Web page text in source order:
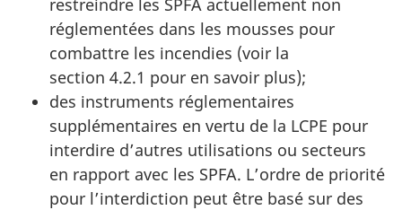
réglementées dans les mousses pour
combattre les incendies (voir la
section 4.2.1 pour en savoir plus);
des instruments réglementaires
supplémentaires en vertu de la LCPE pour
interdire d’autres utilisations ou secteurs
en rapport avec les SPFA. L’ordre de priorité
pour l’interdiction peut être basé sur des